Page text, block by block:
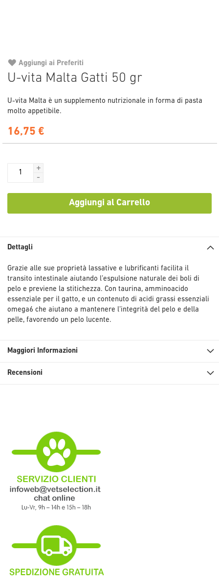
U-vita Malta Gatti 50 gr
U-vita Malta è un supplemento nutrizionale in forma di pasta
molto appetibile.
16,75 €
+
-
Aggiungi al Carrello
Aggiungi ai Preferiti
all'inizio
galleria
Dettagli
Grazie alle sue proprietà lassative e lubrificanti facilita il
transito intestinale aiutando l’espulsione naturale dei boli di
pelo e previene la stitichezza. Con taurina, amminoacido
essenziale per il gatto, e un contenuto di acidi grassi essenziali
omega6 che aiutano a mantenere l’integrità del pelo e della
pelle, favorendo un pelo lucente.
Maggiori Informazioni
Recensioni